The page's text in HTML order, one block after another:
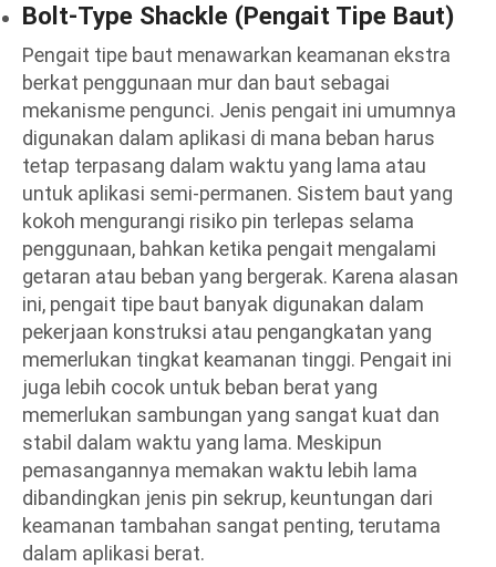
Bolt-Type Shackle (Pengait Tipe Baut)
Pengait tipe baut menawarkan keamanan ekstra
berkat penggunaan mur dan baut sebagai
mekanisme pengunci. Jenis pengait ini umumnya
digunakan dalam aplikasi di mana beban harus
tetap terpasang dalam waktu yang lama atau
untuk aplikasi semi-permanen. Sistem baut yang
kokoh mengurangi risiko pin terlepas selama
penggunaan, bahkan ketika pengait mengalami
getaran atau beban yang bergerak. Karena alasan
ini, pengait tipe baut banyak digunakan dalam
pekerjaan konstruksi atau pengangkatan yang
memerlukan tingkat keamanan tinggi. Pengait ini
juga lebih cocok untuk beban berat yang
memerlukan sambungan yang sangat kuat dan
stabil dalam waktu yang lama. Meskipun
pemasangannya memakan waktu lebih lama
dibandingkan jenis pin sekrup, keuntungan dari
keamanan tambahan sangat penting, terutama
dalam aplikasi berat.